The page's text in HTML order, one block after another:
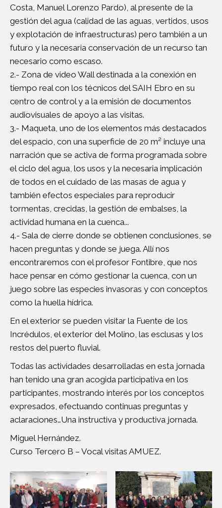
Costa, Manuel Lorenzo Pardo), al presente de la
gestión del agua (calidad de las aguas, vertidos, usos
y explotación de infraestructuras) pero también a un
futuro y la necesaria conservación de un recurso tan
necesario como escaso.
2.- Zona de video Wall destinada a la conexión en
tiempo real con los técnicos del SAIH Ebro en su
centro de control y a la emisión de documentos
audiovisuales de apoyo a las visitas.
3.- Maqueta, uno de los elementos más destacados
del espacio, con una superficie de 20 m² incluye una
narración que se activa de forma programada sobre
el ciclo del agua, los usos y la necesaria implicación
de todos en el cuidado de las masas de agua y
también efectos especiales para reproducir
tormentas, crecidas, la gestión de embalses, la
actividad humana en la cuenca...
4.- Sala de cierre donde se obtienen conclusiones, se
hacen preguntas y donde se juega. Allí nos
encontraremos con el profesor Fontibre, que nos
hace pensar en cómo gestionar la cuenca, con un
juego sobre las especies invasoras y con conceptos
como la huella hídrica.
En el exterior se pueden visitar la Fuente de los
Incrédulos, el exterior del Molino, las esclusas y los
restos del puerto fluvial.
Todas las actividades desarrolladas en esta jornada
han tenido una gran acogida participativa en los
participantes, mostrando interés por los conceptos
expresados, efectuando continuas preguntas y
aclaraciones…Una instructiva y productiva jornada.
Miguel Hernández.
Curso Tercero B – Vocal visitas AMUEZ.